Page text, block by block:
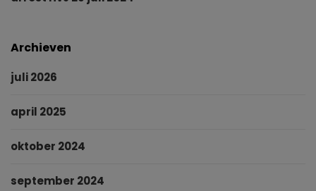
Archieven
juli 2026
april 2025
oktober 2024
september 2024